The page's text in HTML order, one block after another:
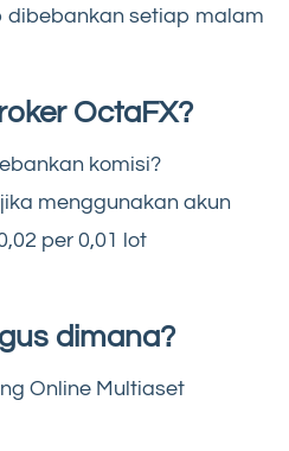
dibebankan setiap malam
OctaFX?
komisi?
menggunakan akun
per 0,01 lot
dimana?
Online Multiaset